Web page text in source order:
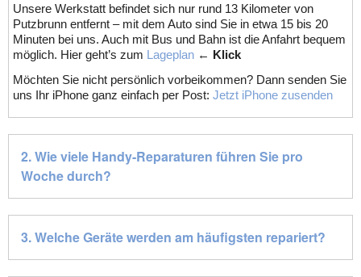
Unsere Werkstatt befindet sich nur rund 13 Kilometer von
Putzbrunn entfernt – mit dem Auto sind Sie in etwa 15 bis 20
Minuten bei uns. Auch mit Bus und Bahn ist die Anfahrt bequem
möglich. Hier geht’s zum Lageplan ← Klick
Möchten Sie nicht persönlich vorbeikommen? Dann senden Sie
uns Ihr iPhone ganz einfach per Post: Jetzt iPhone zusenden
2. Wie viele Handy-Reparaturen führen Sie pro
Woche durch?
3. Welche Geräte werden am häufigsten repariert?